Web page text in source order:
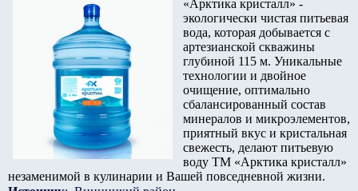
«Арктика кристалл» -
экологически чистая питьевая
вода, которая добывается с
артезианской скважины
глубиной 115 м. Уникальные
технологии и двойное
очищение, оптимально
сбалансированный состав
минералов и микроэлементов,
приятный вкус и кристальная
свежесть, делают питьевую
воду ТМ «Арктика кристалл»
незаменимой в кулинарии и Вашей повседневной жизни.